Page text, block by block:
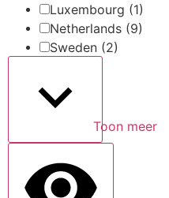
Luxembourg (1)
Netherlands (9)
Sweden (2)
Toon meer